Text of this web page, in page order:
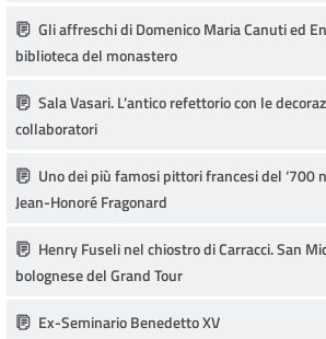
Gli affreschi di Domenico Maria Canuti ed
biblioteca del monastero
Sala Vasari. L’antico refettorio con le
collaboratori
Uno dei più famosi pittori francesi del ‘700
Jean-Honoré Fragonard
Henry Fuseli nel chiostro di Carracci. San
bolognese del Grand Tour
Ex-Seminario Benedetto XV